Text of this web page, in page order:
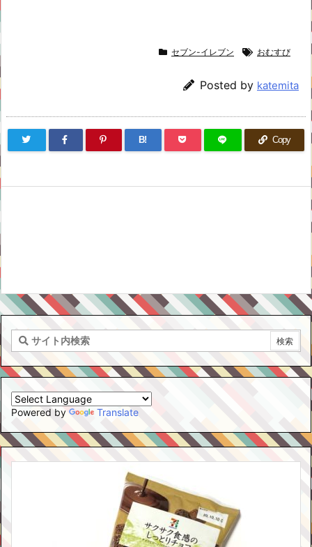
セブン-イレブン おむすび
Posted by katemita
B! Copy
Powered by Translate